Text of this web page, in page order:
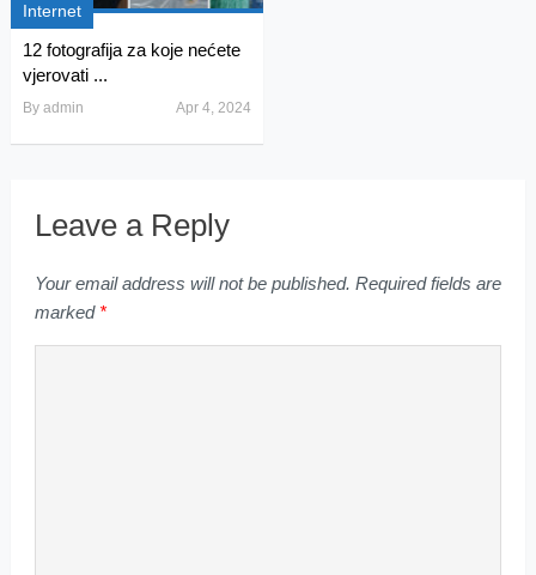
Internet
12 fotografija za koje nećete
vjerovati ...
By admin Apr 4, 2024
Leave a Reply
Your email address will not be published. Required fields are
marked *